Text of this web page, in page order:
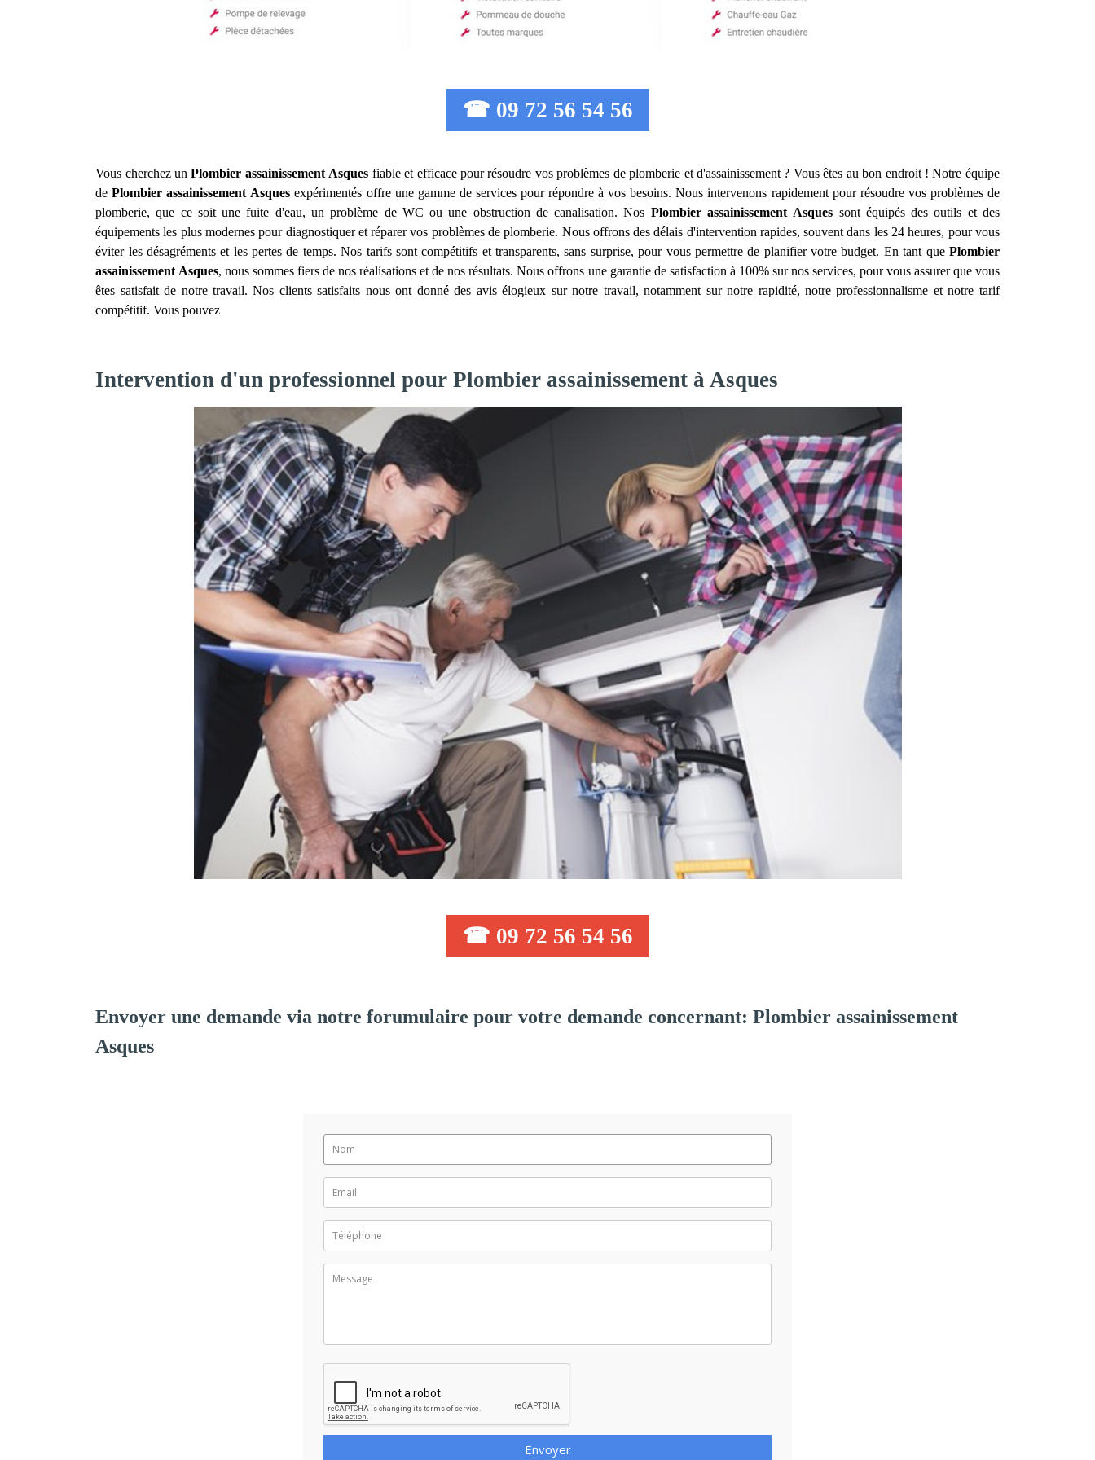
☎ 09 72 56 54 56
Vous cherchez unPlombier assainissement Asques fiable et efficace pour résoudre vos problèmes de plomberie et d'assainissement ? Vous êtes au bon endroit ! Notre équipe
dePlombier assainissement Asques expérimentés offre une gamme de services pour répondre à vos besoins. Nous intervenons rapidement pour résoudre vos problèmes de
plomberie, que ce soit une fuite d'eau, un problème de WC ou une obstruction de canalisation. Nos Plombier assainissement Asques sont équipés des outils et des
équipements les plus modernes pour diagnostiquer et réparer vos problèmes de plomberie. Nous offrons des délais d'intervention rapides, souvent dans les 24 heures, pour vous
éviter les désagréments et les pertes de temps. Nos tarifs sont compétitifs et transparents, sans surprise, pour vous permettre de planifier votre budget. En tant que Plombier
assainissement Asques, nous sommes fiers de nos réalisations et de nos résultats. Nous offrons une garantie de satisfaction à 100% sur nos services, pour vous assurer que vous
êtes satisfait de notre travail. Nos clients satisfaits nous ont donné des avis élogieux sur notre travail, notamment sur notre rapidité, notre professionnalisme et notre tarif
compétitif. Vous pouvez
Intervention d'un professionnel pour Plombier assainissement à Asques
☎ 09 72 56 54 56
Envoyer une demande via notre forumulaire pour votre demande concernant: Plombier assainissement
Asques
Envoyer